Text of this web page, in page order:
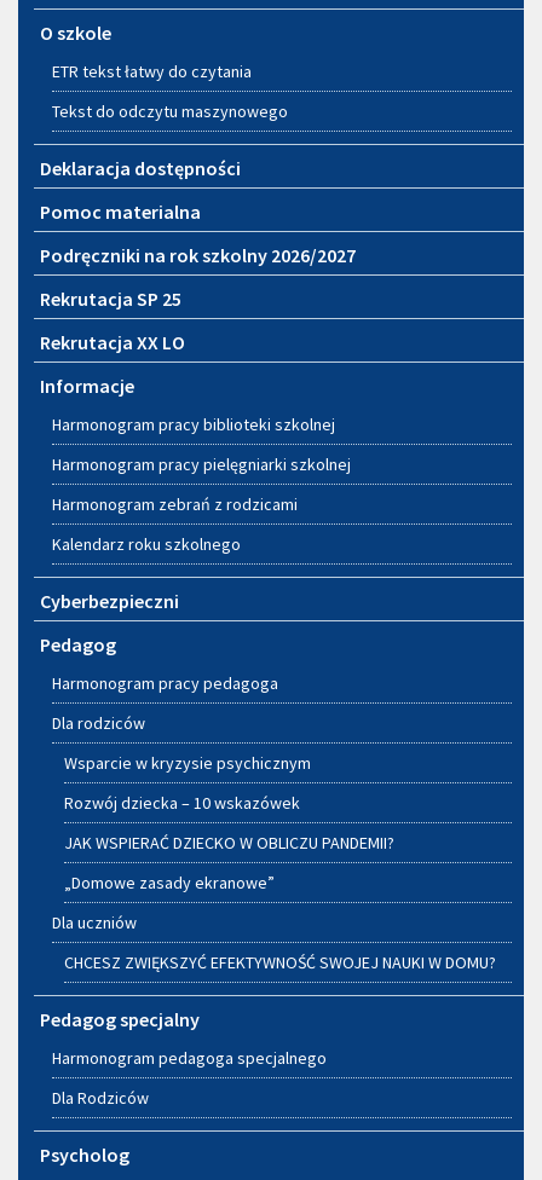
O szkole
ETR tekst łatwy do czytania
Tekst do odczytu maszynowego
Deklaracja dostępności
Pomoc materialna
Podręczniki na rok szkolny 2026/2027
Rekrutacja SP 25
Rekrutacja XX LO
Informacje
Harmonogram pracy biblioteki szkolnej
Harmonogram pracy pielęgniarki szkolnej
Harmonogram zebrań z rodzicami
Kalendarz roku szkolnego
Cyberbezpieczni
Pedagog
Harmonogram pracy pedagoga
Dla rodziców
Wsparcie w kryzysie psychicznym
Rozwój dziecka – 10 wskazówek
JAK WSPIERAĆ DZIECKO W OBLICZU PANDEMII?
„Domowe zasady ekranowe”
Dla uczniów
CHCESZ ZWIĘKSZYĆ EFEKTYWNOŚĆ SWOJEJ NAUKI W DOMU?
Pedagog specjalny
Harmonogram pedagoga specjalnego
Dla Rodziców
Psycholog